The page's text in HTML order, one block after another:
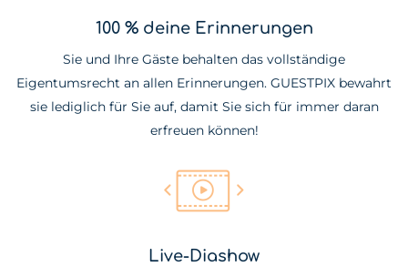
100 % deine Erinnerungen
Sie und Ihre Gäste behalten das vollständige
Eigentumsrecht an allen Erinnerungen. GUESTPIX bewahrt
sie lediglich für Sie auf, damit Sie sich für immer daran
erfreuen können!
Live-Diashow